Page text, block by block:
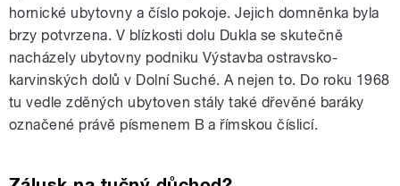
hornické ubytovny a číslo pokoje. Jejich domněnka byla
brzy potvrzena. V blízkosti dolu Dukla se skutečně
nacházely ubytovny podniku Výstavba ostravsko-
karvinských dolů v Dolní Suché. A nejen to. Do roku 1968
tu vedle zděných ubytoven stály také dřevěné baráky
označené právě písmenem B a římskou číslicí.